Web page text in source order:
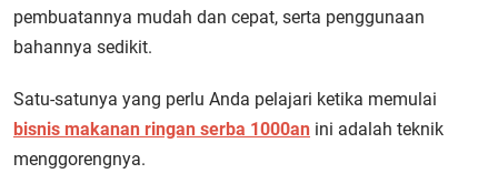
pembuatannya mudah dan cepat, serta penggunaan
bahannya sedikit.
Satu-satunya yang perlu Anda pelajari ketika memulai
bisnis makanan ringan serba 1000an ini adalah teknik
menggorengnya.